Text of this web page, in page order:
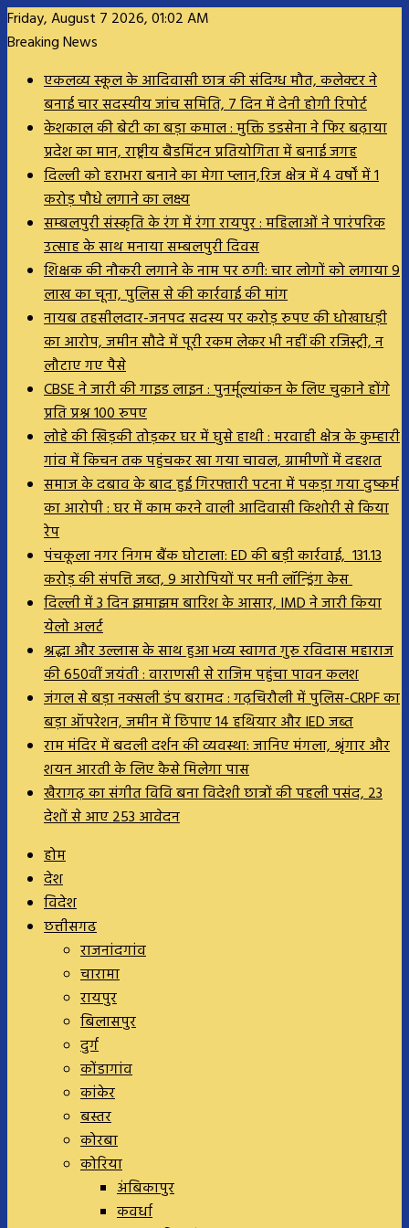
Friday, August 7 2026, 01:02 AM
Breaking News
एकलव्य स्कूल के आदिवासी छात्र की संदिग्ध मौत, कलेक्टर ने
बनाई चार सदस्यीय जांच समिति, 7 दिन में देनी होगी रिपोर्ट
केशकाल की बेटी का बड़ा कमाल : मुक्ति डडसेना ने फिर बढ़ाया
प्रदेश का मान, राष्ट्रीय बैडमिंटन प्रतियोगिता में बनाई जगह
दिल्ली को हराभरा बनाने का मेगा प्लान,रिज क्षेत्र में 4 वर्षों में 1
करोड़ पौधे लगाने का लक्ष्य
सम्बलपुरी संस्कृति के रंग में रंगा रायपुर : महिलाओं ने पारंपरिक
उत्साह के साथ मनाया सम्बलपुरी दिवस
शिक्षक की नौकरी लगाने के नाम पर ठगी: चार लोगों को लगाया 9
लाख का चूना, पुलिस से की कार्रवाई की मांग
नायब तहसीलदार-जनपद सदस्य पर करोड़ रुपए की धोखाधड़ी
का आरोप, जमीन सौदे में पूरी रकम लेकर भी नहीं की रजिस्ट्री, न
लौटाए गए पैसे
CBSE ने जारी की गाइड लाइन : पुनर्मूल्यांकन के लिए चुकाने होंगे
प्रति प्रश्न 100 रुपए
लोहे की खिड़की तोड़कर घर में घुसे हाथी : मरवाही क्षेत्र के कुम्हारी
गांव में किचन तक पहुंचकर खा गया चावल, ग्रामीणों में दहशत
समाज के दबाव के बाद हुई गिरफ्तारी पटना में पकड़ा गया दुष्कर्म
का आरोपी : घर में काम करने वाली आदिवासी किशोरी से किया
रेप
पंचकूला नगर निगम बैंक घोटाला: ED की बड़ी कार्रवाई, 131.13
करोड़ की संपत्ति जब्त, 9 आरोपियों पर मनी लॉन्ड्रिंग केस
दिल्ली में 3 दिन झमाझम बारिश के आसार, IMD ने जारी किया
येलो अलर्ट
श्रद्धा और उल्लास के साथ हुआ भव्य स्वागत गुरु रविदास महाराज
की 650वीं जयंती : वाराणसी से राजिम पहुंचा पावन कलश
जंगल से बड़ा नक्सली डंप बरामद : गढ़चिरौली में पुलिस-CRPF का
बड़ा ऑपरेशन, जमीन में छिपाए 14 हथियार और IED जब्त
राम मंदिर में बदली दर्शन की व्यवस्था: जानिए मंगला, श्रृंगार और
शयन आरती के लिए कैसे मिलेगा पास
खैरागढ़ का संगीत विवि बना विदेशी छात्रों की पहली पसंद, 23
देशों से आए 253 आवेदन
होम
देश
विदेश
छत्तीसगढ
राजनांदगांव
चारामा
रायपुर
बिलासपुर
दुर्ग
कोंडागांव
कांकेर
बस्तर
कोरबा
कोरिया
अंबिकापुर
कवर्धा